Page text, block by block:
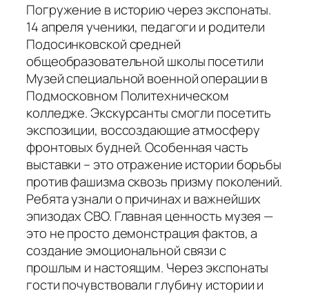
Погружение в историю через экспонаты.
14 апреля ученики, педагоги и родители
Подосинковской средней
общеобразовательной школы посетили
Музей специальной военной операции в
Подмосковном Политехническом
колледже. Экскурсанты смогли посетить
экспозиции, воссоздающие атмосферу
фронтовых будней. Особенная часть
выставки – это отражение истории борьбы
против фашизма сквозь призму поколений.
Ребята узнали о причинах и важнейших
эпизодах СВО. Главная ценность музея —
это не просто демонстрация фактов, а
создание эмоциональной связи с
прошлым и настоящим. Через экспонаты
гости почувствовали глубину истории и